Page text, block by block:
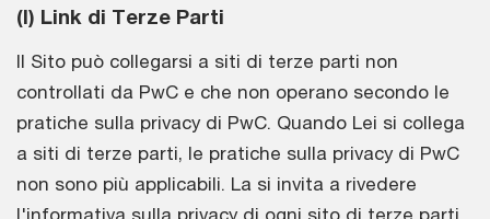
(l) Link di Terze Parti
Il Sito può collegarsi a siti di terze parti non
controllati da PwC e che non operano secondo le
pratiche sulla privacy di PwC. Quando Lei si collega
a siti di terze parti, le pratiche sulla privacy di PwC
non sono più applicabili. La si invita a rivedere
l'informativa sulla privacy di ogni sito di terze parti